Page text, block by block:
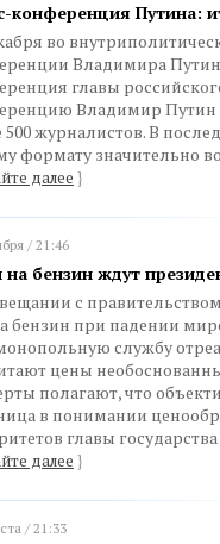
конференция Путина:
во
Владимира
главы
Владимир Путин
500 журналистов. В
формату значительно
далее }
/ 21:46
бензин ждут
с
бензин при падении
службу
цены
полагают, что
в понимании
главы
далее }
/ 21:33